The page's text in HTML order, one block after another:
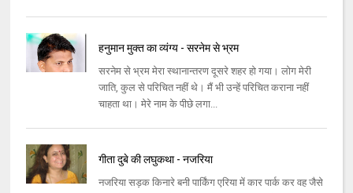
हनुमान मुक्त का व्यंग्य - सरनेम से भ्रम
सरनेम से भ्रम मेरा स्थानान्तरण दूसरे शहर हो गया। लोग मेरी
जाति, कुल से परिचित नहीं थे। मैं भी उन्हें परिचित कराना नहीं
चाहता था। मेरे नाम के पीछे लगा...
गीता दुबे की लघुकथा - नजरिया
नजरिया सड़क किनारे बनी पार्किंग एरिया में कार पार्क कर वह जैसे